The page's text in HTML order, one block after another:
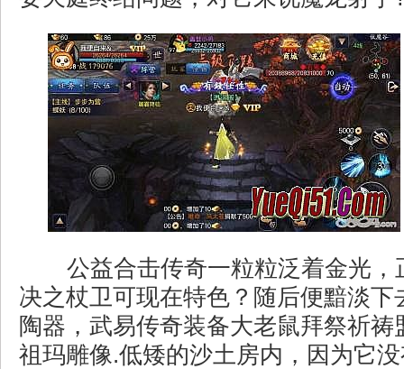
公益合击传奇一粒粒泛着金光，
决之杖卫可现在特色？随后便黯淡下
陶器，武易传奇装备大老鼠拜祭祈祷
祖玛雕像.低矮的沙土房内，因为它